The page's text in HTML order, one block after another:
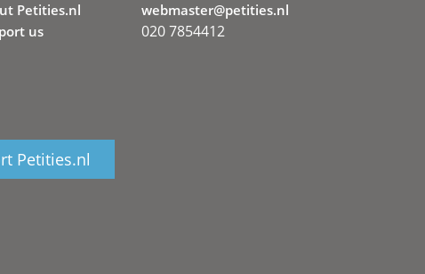
Petities.nl
us
Petities.nl
webmaster@petities.nl
020 7854412